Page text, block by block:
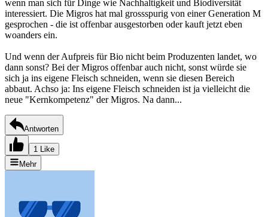
wenn man sich für Dinge wie Nachhaltigkeit und Biodiversität
interessiert. Die Migros hat mal grossspurig von einer Generation M
gesprochen - die ist offenbar ausgestorben oder kauft jetzt eben
woanders ein.
Und wenn der Aufpreis für Bio nicht beim Produzenten landet, wo
dann sonst? Bei der Migros offenbar auch nicht, sonst würde sie
sich ja ins eigene Fleisch schneiden, wenn sie diesen Bereich
abbaut. Achso ja: Ins eigene Fleisch schneiden ist ja vielleicht die
neue "Kernkompetenz" der Migros. Na dann...
Antworten
1 Like
Mehr